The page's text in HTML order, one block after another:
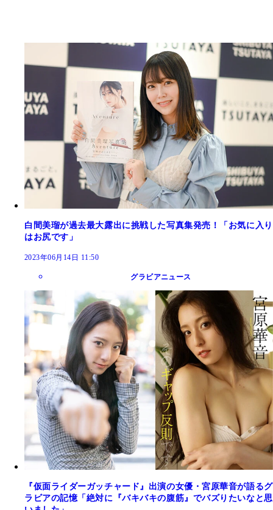
白間美瑠が過去最大露出に挑戦した写真集発売！「お気に入り
はお尻です」
2023年06月14日 11:50
グラビアニュース
『仮面ライダーガッチャード』出演の女優・宮原華音が語るグ
ラビアの記憶「絶対に『バキバキの腹筋』でバズりたいなと思